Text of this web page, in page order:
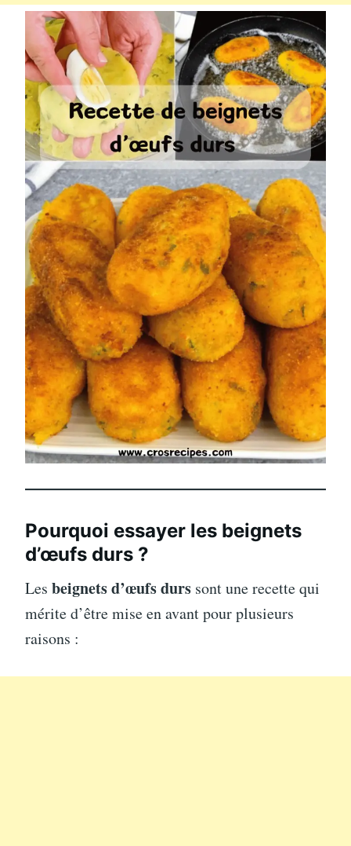
Pourquoi essayer les beignets
d’œufs durs ?
Les beignets d’œufs durs sont une recette qui
mérite d’être mise en avant pour plusieurs
raisons :